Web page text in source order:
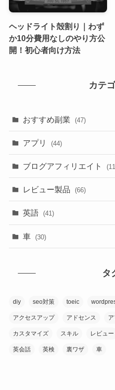
ヘッドライト殻割り｜わず
か10分費用なしのやり方公
開！初心者向け方法
カテ
おすすめ副業 (47)
アプリ (44)
ブログアフィリエイト
(17)
レビュー製品 (66)
英語 (41)
車 (30)
タ
diy seo対策 toeic
アクセスアップ アドセンス
カスタマイズ スキル レビュー
英会話 英検 裏ワザ 車